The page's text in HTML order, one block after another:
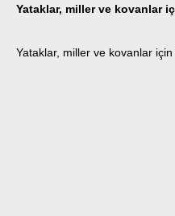
Yataklar, miller ve kovanlar
Yataklar, miller ve kovanlar için